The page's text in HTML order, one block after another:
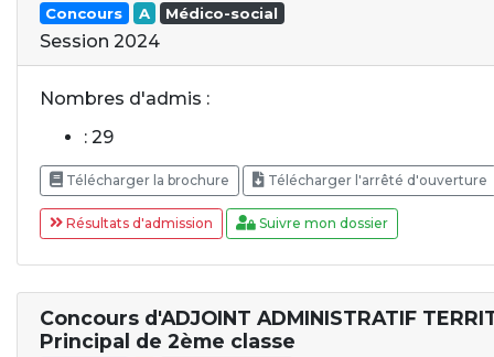
Concours A Médico-social
Session 2024
Nombres d'admis :
: 29
Télécharger la brochure Télécharger l'arrêté d'ouverture
Résultats d'admission Suivre mon dossier
Concours d'ADJOINT ADMINISTRATIF
Principal de 2ème classe